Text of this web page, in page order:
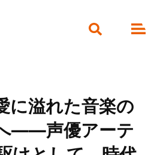
に溢れた音楽の
――声優アーテ